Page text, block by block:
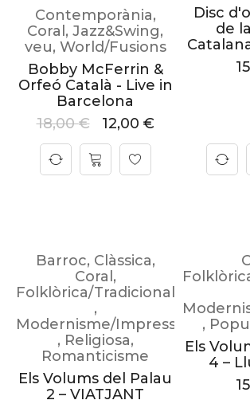
Contemporània,
Coral , Jazz&Swing,
veu, World/Fusions
Bobby McFerrin &
Orfeó Català - Live in
Barcelona
18,00€ 12,00 €
Disc
de
Barroc, Clàssica,
Coral ,
Folklòrica/Tradicional
,
Modernisme/Impressionisme
, Religiosa,
Romanticisme
Els Volums del Palau
2 – VIATJANT
,
Els
4 –